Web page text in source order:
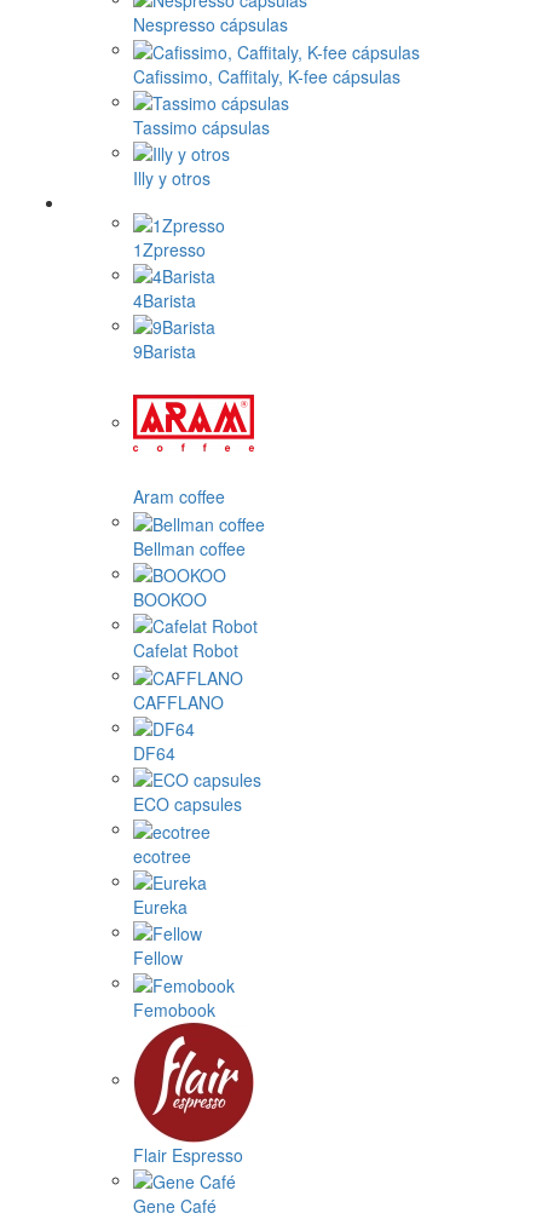
Nespresso cápsulas
Cafissimo, Caffitaly, K-fee cápsulas
Tassimo cápsulas
Illy y otros
1Zpresso
4Barista
9Barista
Aram coffee
Bellman coffee
BOOKOO
Cafelat Robot
CAFFLANO
DF64
ECO capsules
ecotree
Eureka
Fellow
Femobook
Flair Espresso
Gene Café